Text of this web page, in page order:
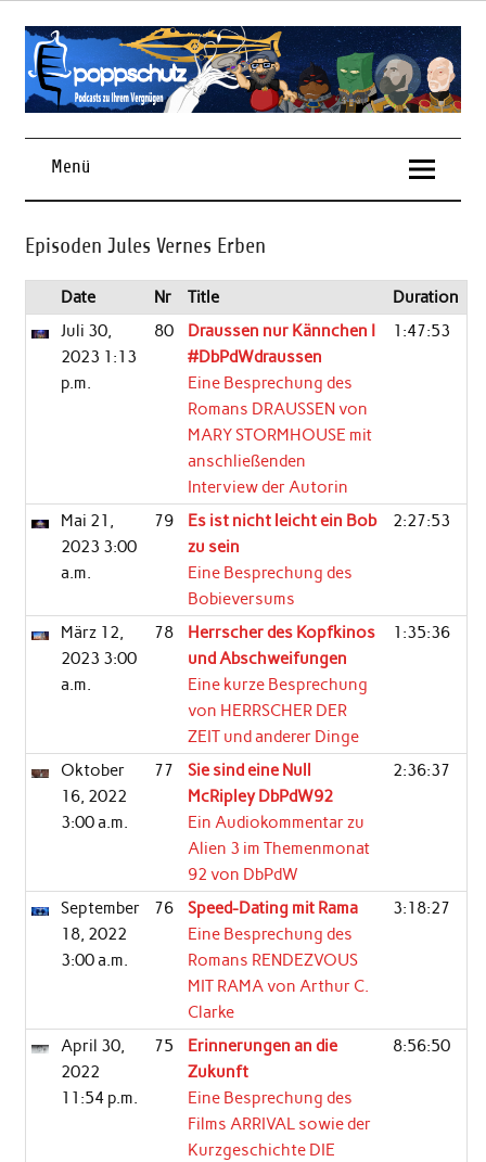
Skip
contentPodcasts zu Ihrem Vergnügen
Menü
Episoden Jules Vernes Erben
Date Nr Title
Duration
Juli 30,
2023 1:13
p.m.
80
Draussen nur Kännchen I
#DbPdWdraussen
Eine Besprechung des
Romans DRAUSSEN von
MARY STORMHOUSE mit
anschließenden
Interview der Autorin
1:47:53
Mai 21,
2023 3:00
a.m.
79
Es ist nicht leicht ein Bob
zu sein
Eine Besprechung des
Bobieversums
2:27:53
März 12,
2023 3:00
a.m.
78
Herrscher des Kopfkinos
und Abschweifungen
Eine kurze Besprechung
von HERRSCHER DER
ZEIT und anderer Dinge
1:35:36
Oktober
16, 2022
3:00 a.m.
77
Sie sind eine Null
McRipley DbPdW92
Ein Audiokommentar zu
Alien 3 im Themenmonat
92 von DbPdW
2:36:37
September
18, 2022
3:00 a.m.
76
Speed-Dating mit Rama
Eine Besprechung des
Romans RENDEZVOUS
MIT RAMA von Arthur C.
Clarke
3:18:27
April 30,
2022
11:54 p.m.
75
Erinnerungen an die
Zukunft
Eine Besprechung des
Films ARRIVAL sowie der
Kurzgeschichte DIE
8:56:50